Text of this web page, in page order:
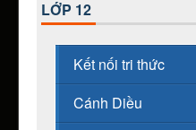
LỚP 12
Kết nối tri thức
Cánh Diều